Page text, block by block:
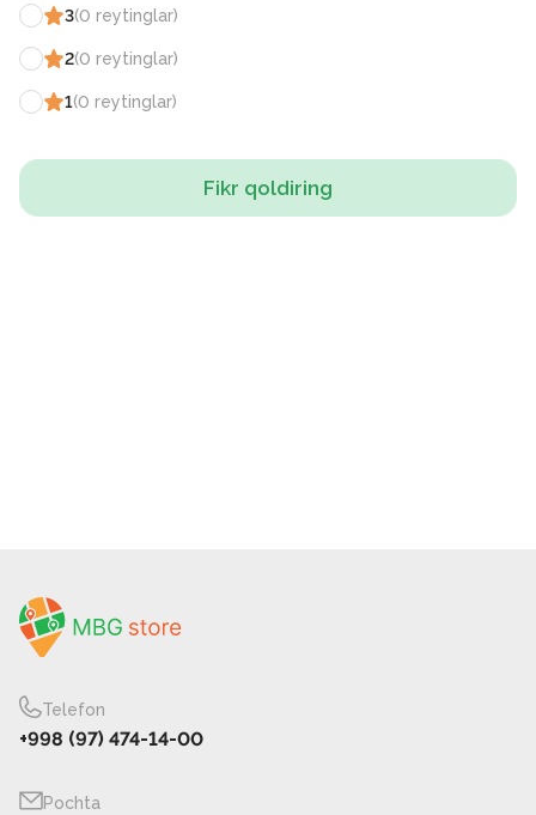
3(0 reytinglar)
2(0 reytinglar)
1(0 reytinglar)
Fikr qoldiring
Telefon
+998 (97) 474-14-00
Pochta